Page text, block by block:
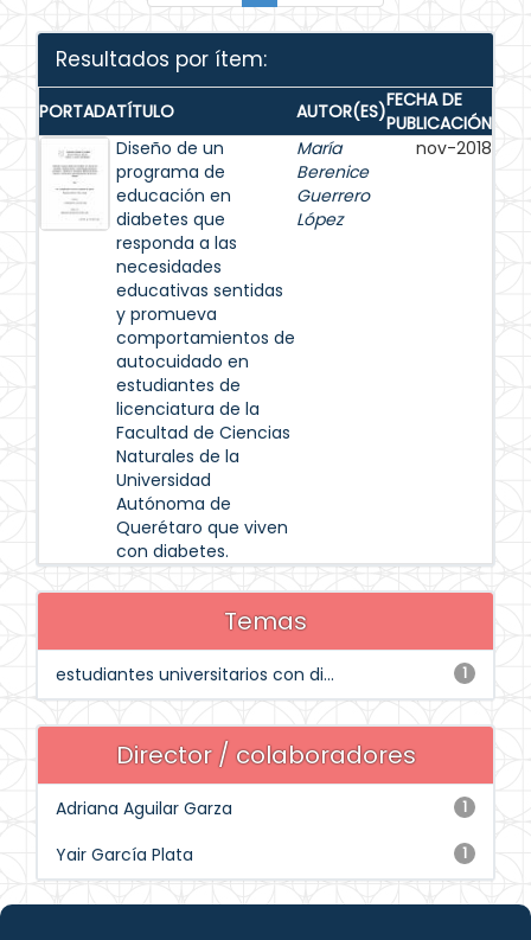
Resultados por ítem:
PORTADATÍTULO AUTOR(ES)FECHA DE
PUBLICACIÓN
Diseño de un
programa de
educación en
diabetes que
responda a las
necesidades
educativas sentidas
y promueva
comportamientos de
autocuidado en
estudiantes de
licenciatura de la
Facultad de Ciencias
Naturales de la
Universidad
Autónoma de
Querétaro que viven
con diabetes.
María
Berenice
Guerrero
López
nov-2018
Temas
1
estudiantes universitarios con di...
Director / colaboradores
1
Adriana Aguilar Garza
1
Yair García Plata